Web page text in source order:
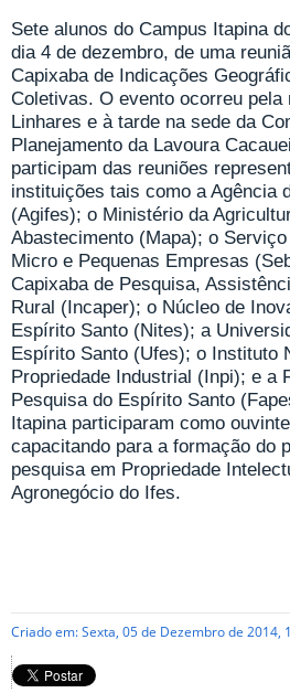
Sete alunos do Campus Itapina
dia 4 de dezembro, de uma
Capixaba de Indicações
Coletivas. O evento ocorreu pela
Linhares e à tarde na sede da
Planejamento da Lavoura
participam das reuniões
instituições tais como a Agência
(Agifes); o Ministério da
Abastecimento (Mapa); o
Micro e Pequenas Empresas
Capixaba de Pesquisa,
Rural (Incaper); o Núcleo de
Espírito Santo (Nites); a
Espírito Santo (Ufes); o Instituto
Propriedade Industrial (Inpi); e a
Pesquisa do Espírito Santo
Itapina participaram como
capacitando para a formação do
pesquisa em Propriedade
Agronegócio do Ifes.
Criado em: Sexta, 05 de Dezembro de 2014,